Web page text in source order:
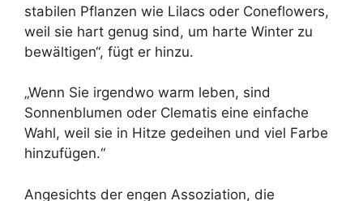
stabilen Pflanzen wie Lilacs oder Coneflowers,
weil sie hart genug sind, um harte Winter zu
bewältigen“, fügt er hinzu.
„Wenn Sie irgendwo warm leben, sind
Sonnenblumen oder Clematis eine einfache
Wahl, weil sie in Hitze gedeihen und viel Farbe
hinzufügen.“
Angesichts der engen Assoziation, die